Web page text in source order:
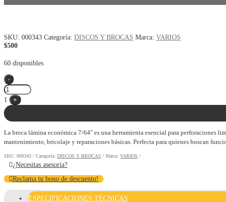
SKU: 000343 Categoría: DISCOS Y BROCAS Marca: VARIOS
$500
60 disponibles
Quantity
-
1
+
La broca lámina económica 7/64″ es una herramienta esencial para perforaciones
mantenimiento, bricolaje y reparaciones básicas. Perfecta para quienes buscan
SKU: 000343 Categoría: DISCOS Y BROCAS Marca: VARIOS
¿Necesitas asesoria?
Reclama tu bono de descuento!
ESPECIFICACIONES TÉCNICAS